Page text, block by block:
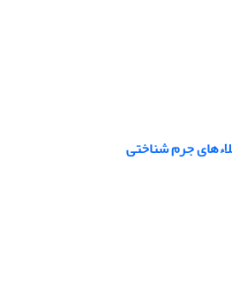
جرم شناختی